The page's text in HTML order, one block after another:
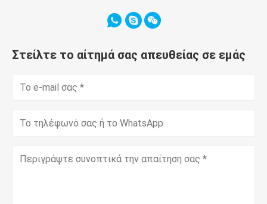
Στείλτε το αίτημά σας απευθείας σε εμάς